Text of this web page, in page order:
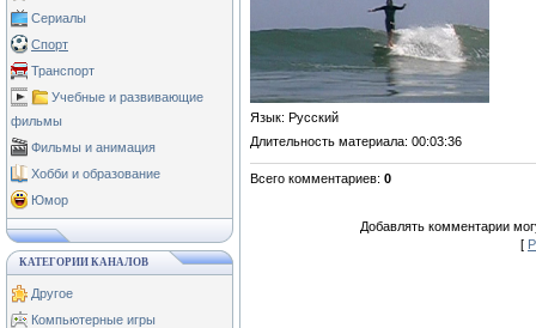
Сериалы
Спорт
Транспорт
Учебные и развивающие
фильмы
Фильмы и анимация
Хобби и образование
Юмор
КАТЕГОРИИ КАНАЛОВ
Другое
Компьютерные игры
Язык: Русский
Длительность материала: 00:03:36
Всего комментариев: 0
Добавлять комментарии
[